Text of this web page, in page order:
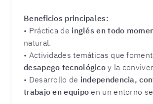
Beneficios principales:
• Práctica de inglés en todo
natural.
• Actividades temáticas que
desapego tecnológico y la
• Desarrollo de independencia,
trabajo en equipo en un entorno